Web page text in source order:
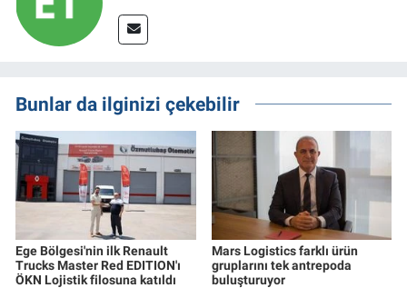
Bunlar da ilginizi çekebilir
Ege Bölgesi'nin ilk Renault
Trucks Master Red EDITION'ı
ÖKN Lojistik filosuna katıldı
Mars Logistics farklı ürün
gruplarını tek antrepoda
buluşturuyor